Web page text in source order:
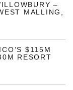
–
MALLING,
$115M
RESORT